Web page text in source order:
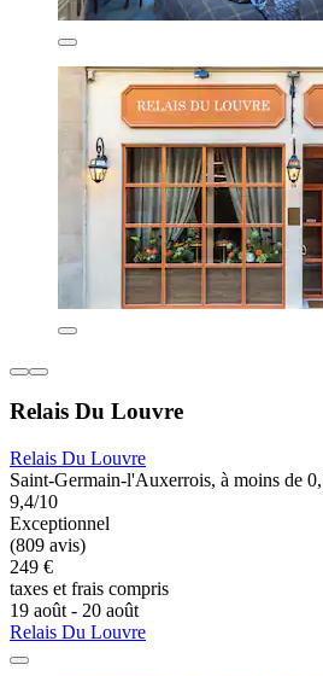
Relais Du Louvre
Relais Du Louvre
Saint-Germain-l'Auxerrois, à moins de
9,4/10
Exceptionnel
(809 avis)
249 €
taxes et frais compris
19 août - 20 août
Relais Du Louvre